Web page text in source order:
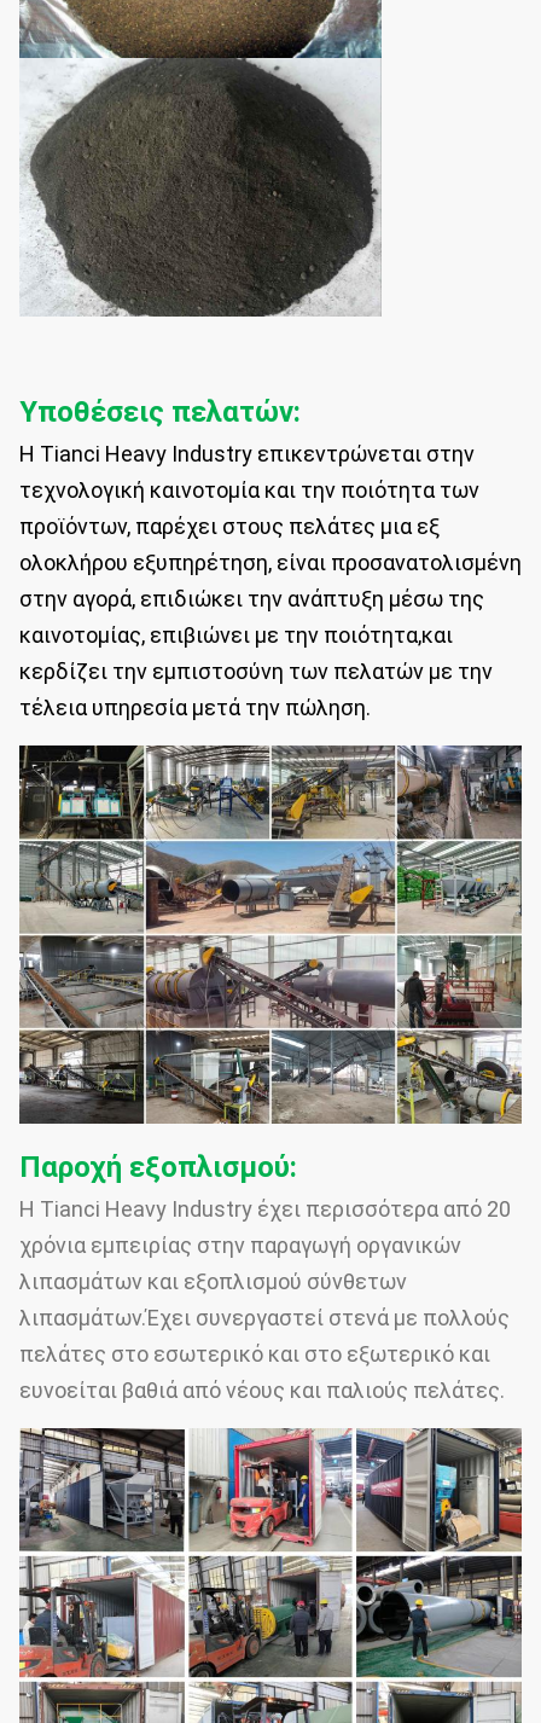
Υποθέσεις πελατών:
Η Tianci Heavy Industry επικεντρώνεται στην
τεχνολογική καινοτομία και την ποιότητα των
προϊόντων, παρέχει στους πελάτες μια εξ
ολοκλήρου εξυπηρέτηση, είναι προσανατολισμένη
στην αγορά, επιδιώκει την ανάπτυξη μέσω της
καινοτομίας, επιβιώνει με την ποιότητα,και
κερδίζει την εμπιστοσύνη των πελατών με την
τέλεια υπηρεσία μετά την πώληση.
Παροχή εξοπλισμού:
Η Tianci Heavy Industry έχει περισσότερα από 20
χρόνια εμπειρίας στην παραγωγή οργανικών
λιπασμάτων και εξοπλισμού σύνθετων
λιπασμάτων.Έχει συνεργαστεί στενά με πολλούς
πελάτες στο εσωτερικό και στο εξωτερικό και
ευνοείται βαθιά από νέους και παλιούς πελάτες.